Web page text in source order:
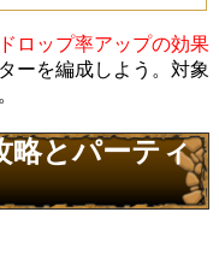
ドロップ率アップの効果
ーを編成しよう。対象
略とパーティ